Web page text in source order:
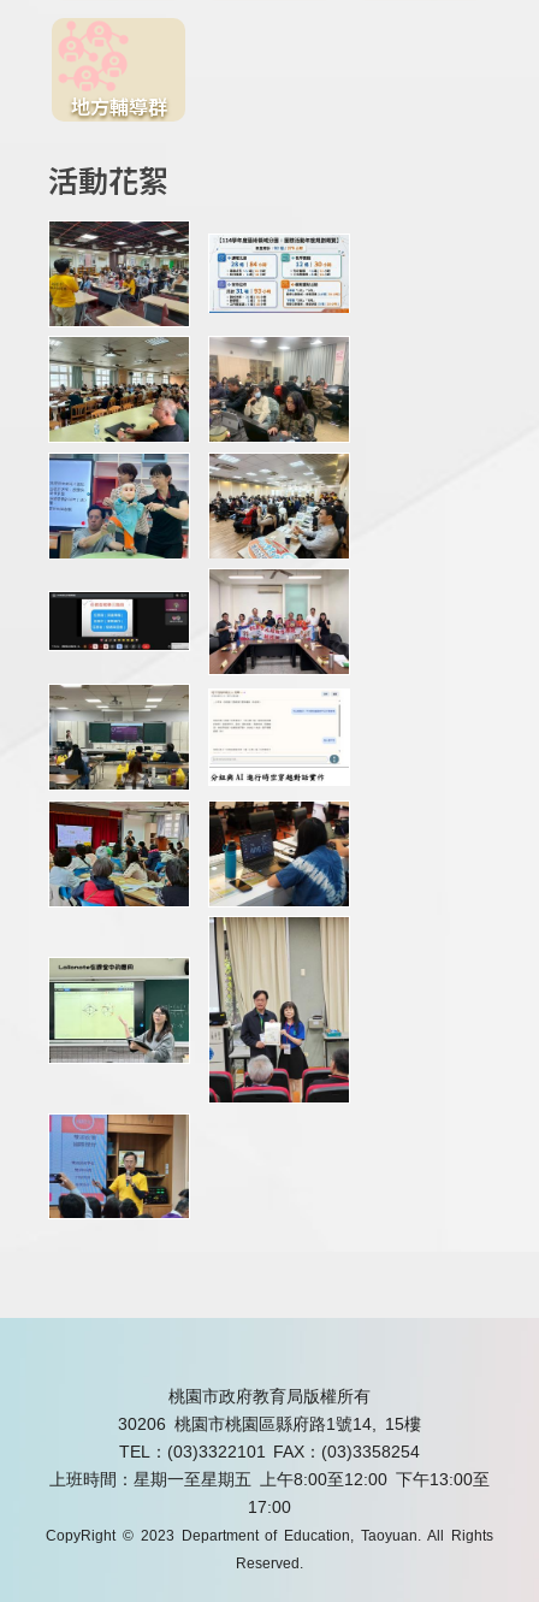
地方輔導群
活動花絮
桃園市政府教育局版權所有
30206 桃園市桃園區縣府路1號14, 15樓
TEL：(03)3322101
FAX：(03)3358254
上班時間：星期一至星期五 上午8:00至12:00 下午13:00至
17:00
CopyRight © 2023 Department of Education, Taoyuan. All Rights
Reserved.